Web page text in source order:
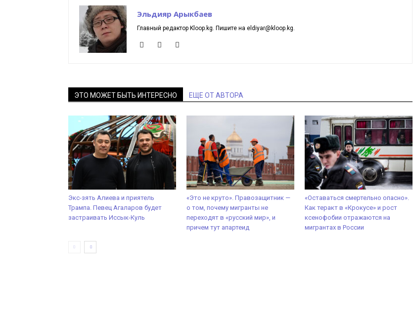
Эльдияр Арыкбаев
Главный редактор Kloop.kg. Пишите на eldiyar@kloop.kg.
ЭТО МОЖЕТ БЫТЬ ИНТЕРЕСНО ЕЩЕ ОТ АВТОРА
Экс-зять Алиева и приятель
Трампа. Певец Агаларов будет
застраивать Иссык-Куль
«Это не круто». Правозащитник —
о том, почему мигранты не
переходят в «русский мир», и
причем тут апартеид
«Оставаться смертельно опасно».
Как теракт в «Крокусе» и рост
ксенофобии отражаются на
мигрантах в России